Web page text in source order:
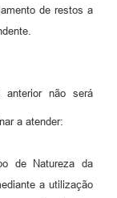
de restos a
não será
a atender:
de Natureza da
a utilização